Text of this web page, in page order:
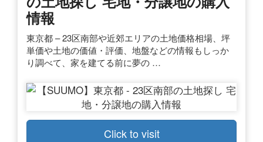
情報
東京都 – 23区南部や近郊エリアの土地価格相場、坪
単価や土地の価値・評価、地盤などの情報もしっか
り調べて、家を建てる前に夢の …
Click to visit